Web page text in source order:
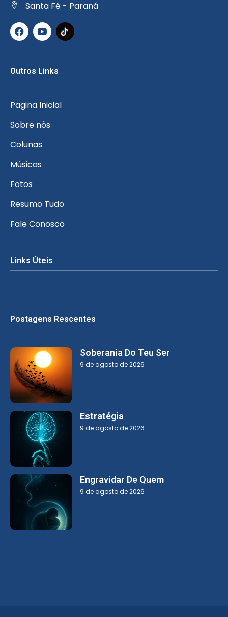
Santa Fé - Paraná
Outros Links
Pagina Inicial
Sobre nós
Colunas
Músicas
Fotos
Resumo Tudo
Fale Conosco
Links Úteis
Postagens Rescentes
Soberania Do Teu Ser
9 de agosto de 2026
Estratégia
9 de agosto de 2026
Engravidar De Quem
9 de agosto de 2026